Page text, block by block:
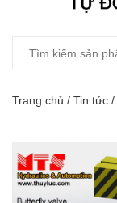
Trang chủ / Tin tức /